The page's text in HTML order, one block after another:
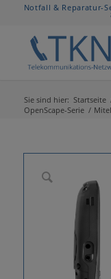
Notfall & Reparatur-
Sie sind hier: Startseite
OpenScape-Serie /